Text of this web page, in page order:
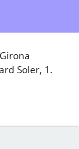
Soler, 1.